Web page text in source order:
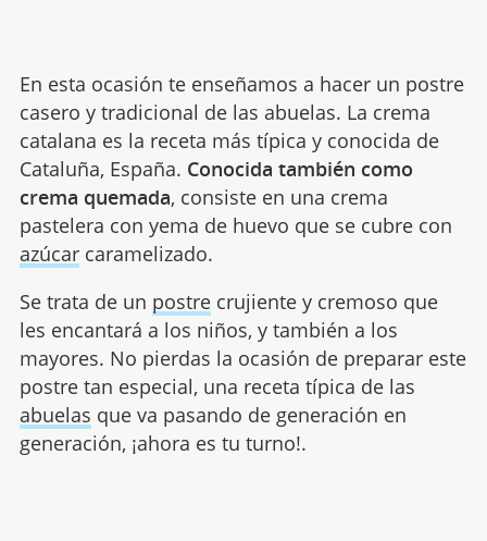
En esta ocasión te enseñamos a hacer un postre
casero y tradicional de las abuelas. La crema
catalana es la receta más típica y conocida de
Cataluña, España. Conocida también como
crema quemada, consiste en una crema
pastelera con yema de huevo que se cubre con
azúcarcaramelizado.
Se trata de un postrecrujiente y cremoso que
les encantará a los niños, y también a los
mayores. No pierdas la ocasión de preparar este
postre tan especial, una receta típica de las
abuelas que va pasando de generación en
generación, ¡ahora es tu turno!.